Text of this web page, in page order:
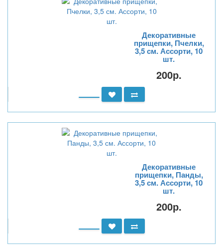
Декоративные
прищепки, Пчелки,
3,5 см. Ассорти, 10
шт.
200р.
Декоративные
прищепки, Панды,
3,5 см. Ассорти, 10
шт.
200р.